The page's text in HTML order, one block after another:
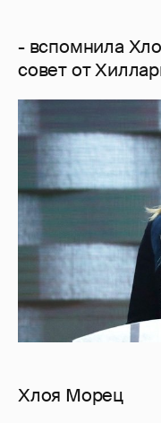
- вспомнила
совет от
Хлоя Морец